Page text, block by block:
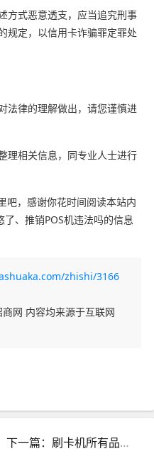
方式恶意透支，应当追究刑事
规定，以信用卡诈骗罪定罪处
法律的理解做出，请您谨慎进
理相关信息，同专业人士进行
吧，感谢你花时间阅读本站内
、推销POS机违法吗的信息
zhishi/3166
网 内容均来源于互联网
下一篇：刷卡机所有品牌_最好的刷卡机是什么牌子的